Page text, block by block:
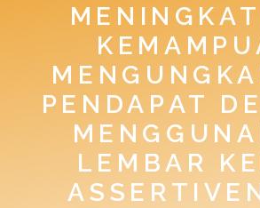
PRIVACY POLICY
TOGEL HONGKONG
PENDAPAT
LEMBAR